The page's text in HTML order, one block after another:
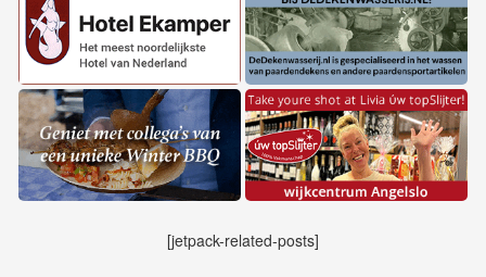
[jetpack-related-posts]